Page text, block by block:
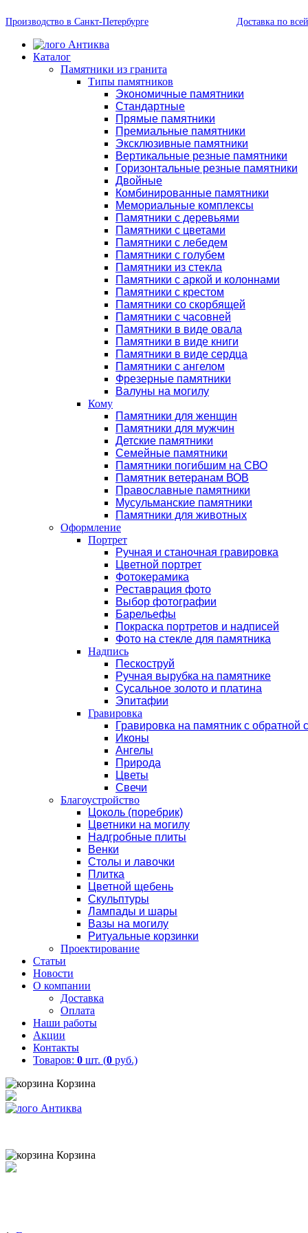
Производство в Санкт-Петербурге Доставка по
Каталог
Памятники из гранита
Типы памятников
Экономичные памятники
Стандартные
Прямые памятники
Премиальные памятники
Эксклюзивные памятники
Вертикальные резные памятники
Горизонтальные резные памятники
Двойные
Комбинированные памятники
Мемориальные комплексы
Памятники с деревьями
Памятники с цветами
Памятники с лебедем
Памятники с голубем
Памятники из стекла
Памятники с аркой и колоннами
Памятники с крестом
Памятники со скорбящей
Памятники с часовней
Памятники в виде овала
Памятники в виде книги
Памятники в виде сердца
Памятники с ангелом
Фрезерные памятники
Валуны на могилу
Кому
Памятники для женщин
Памятники для мужчин
Детские памятники
Семейные памятники
Памятники погибшим на СВО
Памятник ветеранам ВОВ
Православные памятники
Мусульманские памятники
Памятники для животных
Оформление
Портрет
Ручная и станочная гравировка
Цветной портрет
Фотокерамика
Реставрация фото
Выбор фотографии
Барельефы
Покраска портретов и надписей
Фото на стекле для памятника
Надпись
Пескоструй
Ручная вырубка на памятнике
Сусальное золото и платина
Эпитафии
Гравировка
Гравировка на памятник с обратной
Иконы
Ангелы
Природа
Цветы
Свечи
Благоустройство
Цоколь (поребрик)
Цветники на могилу
Надгробные плиты
Венки
Столы и лавочки
Плитка
Цветной щебень
Скульптуры
Лампады и шары
Вазы на могилу
Ритуальные корзинки
Проектирование
Статьи
Новости
О компании
Доставка
Оплата
Наши работы
Акции
Контакты
Товаров: 0 шт. (0 руб.)
Корзина
Корзина